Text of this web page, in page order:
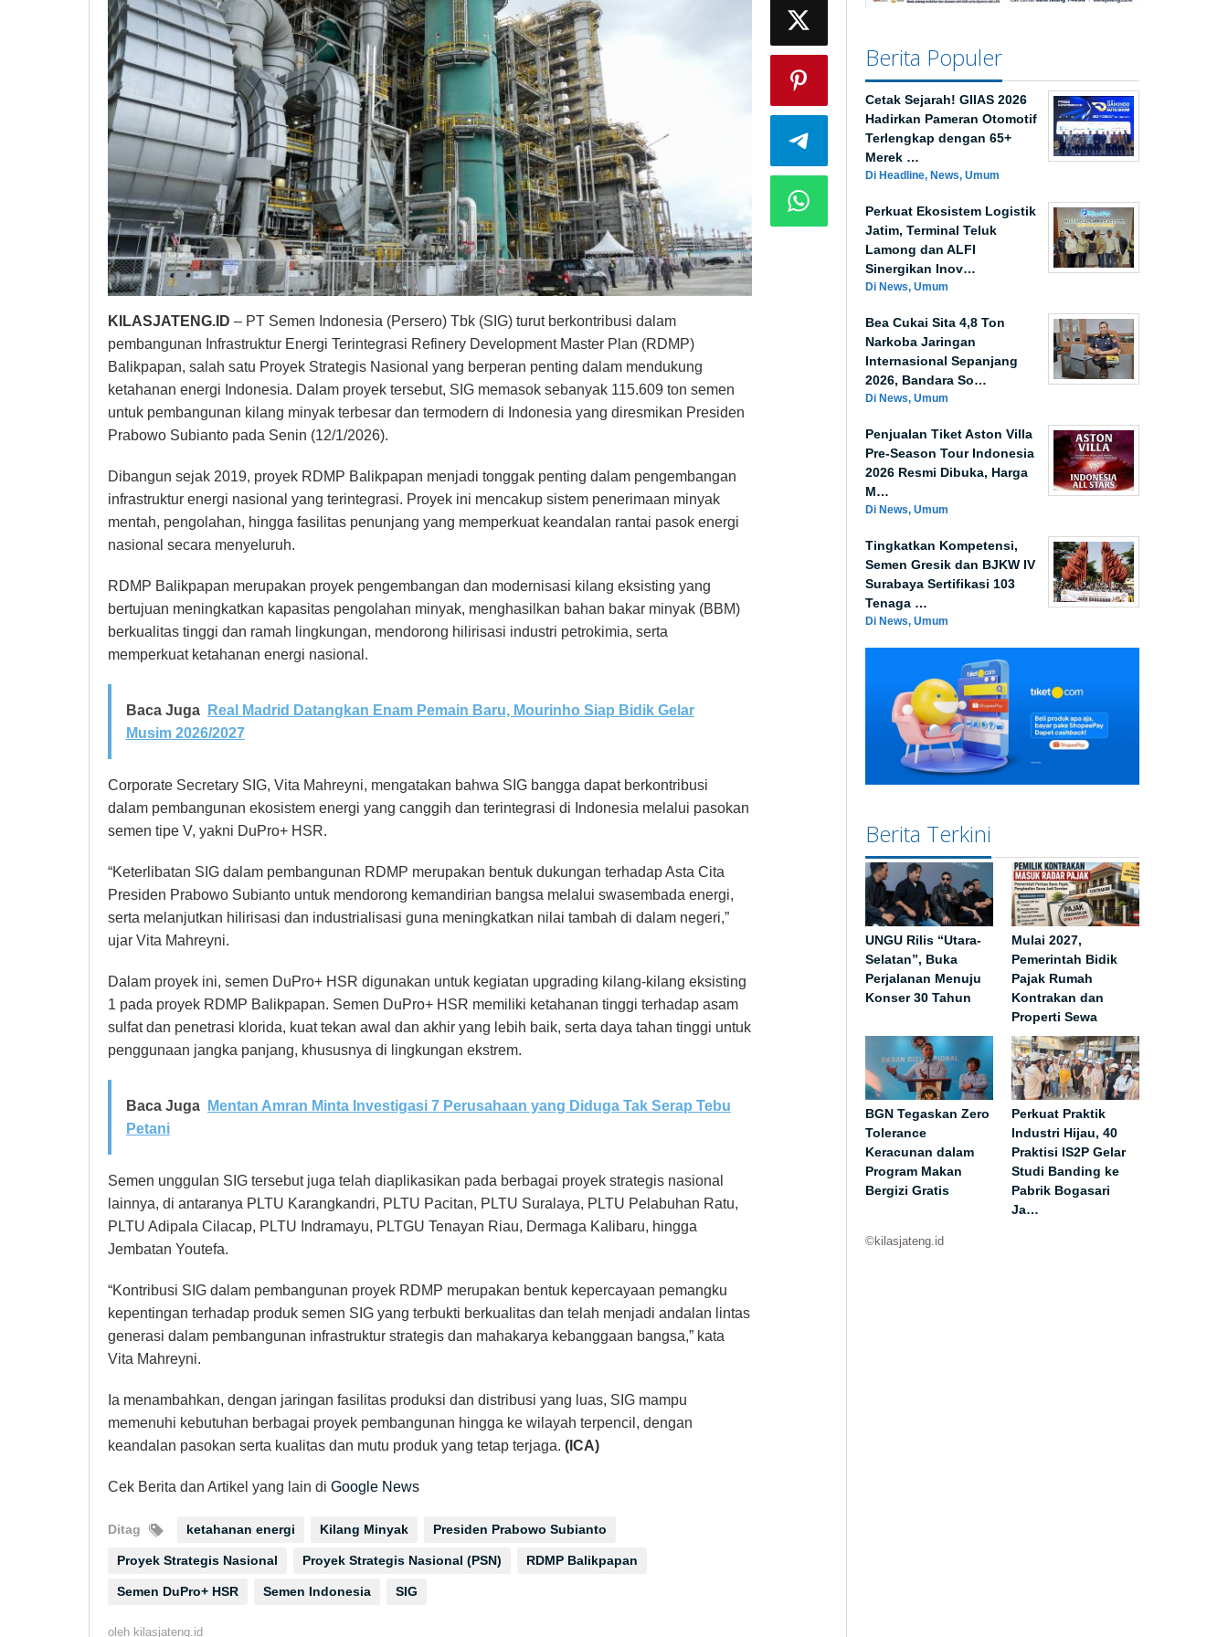
KILASJATENG.ID – PT Semen Indonesia (Persero) Tbk (SIG) turut berkontribusi dalam
pembangunan Infrastruktur Energi Terintegrasi Refinery Development Master Plan (RDMP)
Balikpapan, salah satu Proyek Strategis Nasional yang berperan penting dalam mendukung
ketahanan energi Indonesia. Dalam proyek tersebut, SIG memasok sebanyak 115.609 ton semen
untuk pembangunan kilang minyak terbesar dan termodern di Indonesia yang diresmikan Presiden
Prabowo Subianto pada Senin (12/1/2026).
Dibangun sejak 2019, proyek RDMP Balikpapan menjadi tonggak penting dalam pengembangan
infrastruktur energi nasional yang terintegrasi. Proyek ini mencakup sistem penerimaan minyak
mentah, pengolahan, hingga fasilitas penunjang yang memperkuat keandalan rantai pasok energi
nasional secara menyeluruh.
RDMP Balikpapan merupakan proyek pengembangan dan modernisasi kilang eksisting yang
bertujuan meningkatkan kapasitas pengolahan minyak, menghasilkan bahan bakar minyak (BBM)
berkualitas tinggi dan ramah lingkungan, mendorong hilirisasi industri petrokimia, serta
memperkuat ketahanan energi nasional.
Baca Juga
Real Madrid Datangkan Enam Pemain Baru, Mourinho Siap Bidik Gelar
Musim 2026/2027
Corporate Secretary SIG, Vita Mahreyni, mengatakan bahwa SIG bangga dapat berkontribusi
dalam pembangunan ekosistem energi yang canggih dan terintegrasi di Indonesia melalui pasokan
semen tipe V, yakni DuPro+ HSR.
“Keterlibatan SIG dalam pembangunan RDMP merupakan bentuk dukungan terhadap Asta Cita
Presiden Prabowo Subianto untuk mendorong kemandirian bangsa melalui swasembada energi,
serta melanjutkan hilirisasi dan industrialisasi guna meningkatkan nilai tambah di dalam negeri,”
ujar Vita Mahreyni.
Dalam proyek ini, semen DuPro+ HSR digunakan untuk kegiatan upgrading kilang-kilang eksisting
1 pada proyek RDMP Balikpapan. Semen DuPro+ HSR memiliki ketahanan tinggi terhadap asam
sulfat dan penetrasi klorida, kuat tekan awal dan akhir yang lebih baik, serta daya tahan tinggi untuk
penggunaan jangka panjang, khususnya di lingkungan ekstrem.
Baca Juga
Mentan Amran Minta Investigasi 7 Perusahaan yang Diduga Tak Serap Tebu
Petani
Semen unggulan SIG tersebut juga telah diaplikasikan pada berbagai proyek strategis nasional
lainnya, di antaranya PLTU Karangkandri, PLTU Pacitan, PLTU Suralaya, PLTU Pelabuhan Ratu,
PLTU Adipala Cilacap, PLTU Indramayu, PLTGU Tenayan Riau, Dermaga Kalibaru, hingga
Jembatan Youtefa.
“Kontribusi SIG dalam pembangunan proyek RDMP merupakan bentuk kepercayaan pemangku
kepentingan terhadap produk semen SIG yang terbukti berkualitas dan telah menjadi andalan lintas
generasi dalam pembangunan infrastruktur strategis dan mahakarya kebanggaan bangsa,” kata
Vita Mahreyni.
Ia menambahkan, dengan jaringan fasilitas produksi dan distribusi yang luas, SIG mampu
memenuhi kebutuhan berbagai proyek pembangunan hingga ke wilayah terpencil, dengan
keandalan pasokan serta kualitas dan mutu produk yang tetap terjaga. (ICA)
Cek Berita dan Artikel yang lain di Google News
Ditag ketahanan energi Kilang Minyak Presiden Prabowo Subianto
Proyek Strategis Nasional Proyek Strategis Nasional (PSN) RDMP Balikpapan
Semen DuPro+ HSR Semen Indonesia SIG
oleh kilasjateng.id
Berita Populer
Cetak Sejarah! GIIAS 2026
Hadirkan Pameran Otomotif
Terlengkap dengan 65+
Merek …
Di Headline, News, Umum
Perkuat Ekosistem Logistik
Jatim, Terminal Teluk
Lamong dan ALFI
Sinergikan Inov…
Di News, Umum
Bea Cukai Sita 4,8 Ton
Narkoba Jaringan
Internasional Sepanjang
2026, Bandara So…
Di News, Umum
Penjualan Tiket Aston Villa
Pre-Season Tour Indonesia
2026 Resmi Dibuka, Harga
M…
Di News, Umum
Tingkatkan Kompetensi,
Semen Gresik dan BJKW IV
Surabaya Sertifikasi 103
Tenaga …
Di News, Umum
Berita Terkini
UNGU Rilis “Utara-
Selatan”, Buka
Perjalanan Menuju
Konser 30 Tahun
Mulai 2027,
Pemerintah Bidik
Pajak Rumah
Kontrakan dan
Properti Sewa
BGN Tegaskan Zero
Tolerance
Keracunan dalam
Program Makan
Bergizi Gratis
Perkuat Praktik
Industri Hijau, 40
Praktisi IS2P Gelar
Studi Banding ke
Pabrik Bogasari
Ja…
©kilasjateng.id